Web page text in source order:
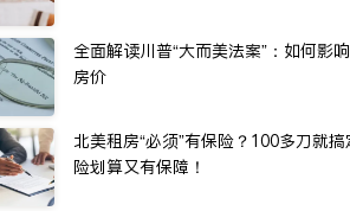
全面解读川普“大而美法案”：如何影
房价
北美租房“必须”有保险？100多刀就
险划算又有保障！